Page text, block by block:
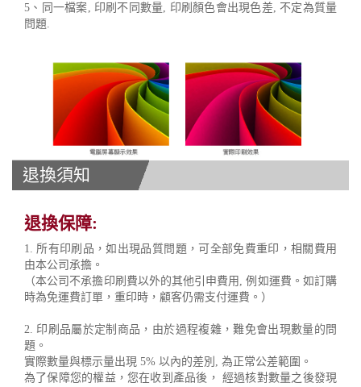
5、同一檔案, 印刷不同數量, 印刷顏色會出現色差, 不定為質量
問題.
退換須知
退換保障:
1. 所有印刷品，如出現品質問題，可全部免費重印，相關費用
由本公司承擔。
（本公司不承擔印刷費以外的其他引申費用, 例如運費。如訂購
時為免運費訂單，重印時，顧客仍需支付運費。）
2. 印刷品屬於定制商品，由於過程複雜，難免會出現數量的問
題。
實際數量與標示量出現 5% 以內的差別, 為正常公差範圍。
為了保障您的權益，您在收到產品後， 經過核對數量之後發現